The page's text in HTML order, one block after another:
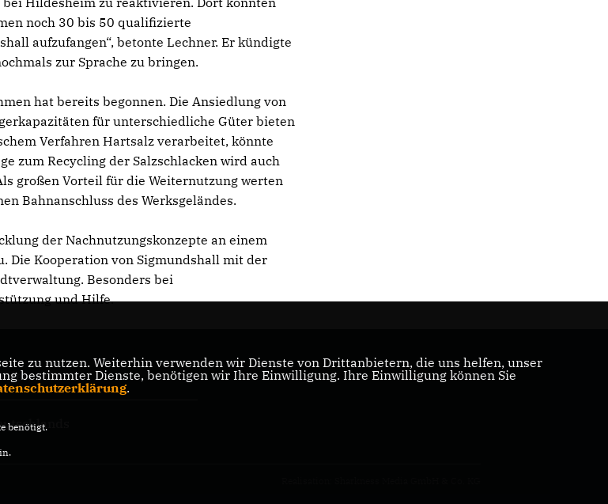
noch 30 bis 50 qualifizierte
aufzufangen“, betonte Lechner. Er kündigte
zur Sprache zu bringen.
hat bereits begonnen. Die Ansiedlung von
für unterschiedliche Güter bieten
Verfahren Hartsalz verarbeitet, könnte
zum Recycling der Salzschlacken wird auch
großen Vorteil für die Weiternutzung werten
Bahnanschluss des Werksgeländes.
der Nachnutzungskonzepte an einem
Die Kooperation von Sigmundshall mit der
Besonders bei
und Hilfe.
zu nutzen. Weiterhin verwenden wir Dienste von Drittanbietern, die uns helfen, unser
bestimmter Dienste, benötigen wir Ihre Einwilligung. Ihre Einwilligung können Sie
.
benötigt.